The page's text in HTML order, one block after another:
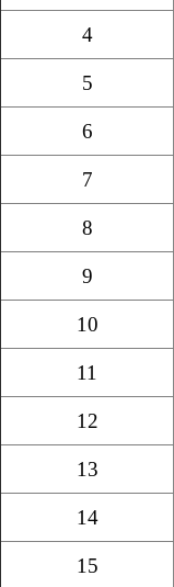
4
5
6
7
8
9
10
11
12
13
14
15